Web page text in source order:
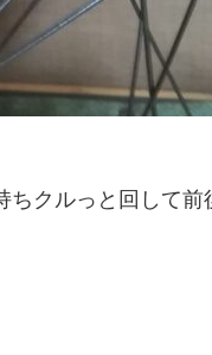
ちクルっと回して